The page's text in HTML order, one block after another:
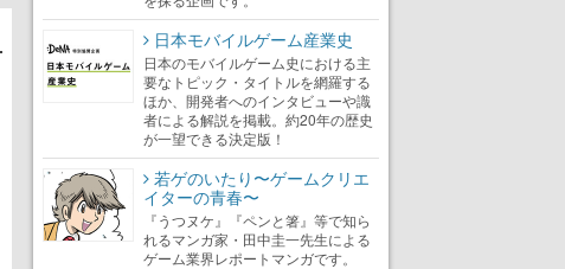
日本モバイルゲーム産業史
日本のモバイルゲーム史における主
要なトピック・タイトルを網羅する
ほか、開発者へのインタビューや識
者による解説を掲載。約20年の歴史
が一望できる決定版！
若ゲのいたり〜ゲームクリエ
イターの青春〜
『うつヌケ』『ペンと箸』等で知ら
れるマンガ家・田中圭一先生による
ゲーム業界レポートマンガです。